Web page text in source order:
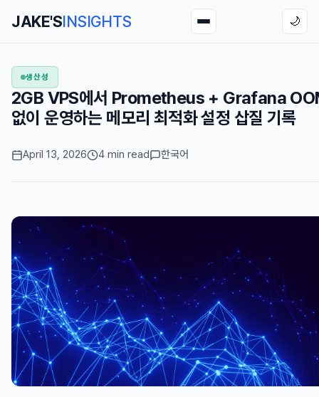
JAKE'SINSIGHTS 🌙
생산성
2GB VPS에서 Prometheus + Grafana
없이 운영하는 메모리 최적화 설정 삽질 기록
April 13, 2026 4 min read 한국어